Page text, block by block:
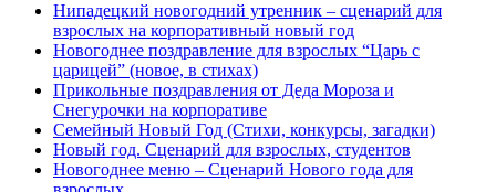
Нипадецкий новогодний утренник – сценарий для
взрослых на корпоративный новый год
Новогоднее поздравление для взрослых “Царь с
царицей” (новое, в стихах)
Прикольные поздравления от Деда Мороза и
Снегурочки на корпоративе
Семейный Новый Год (Стихи, конкурсы, загадки)
Новый год. Сценарий для взрослых, студентов
Новогоднее меню – Сценарий Нового года для